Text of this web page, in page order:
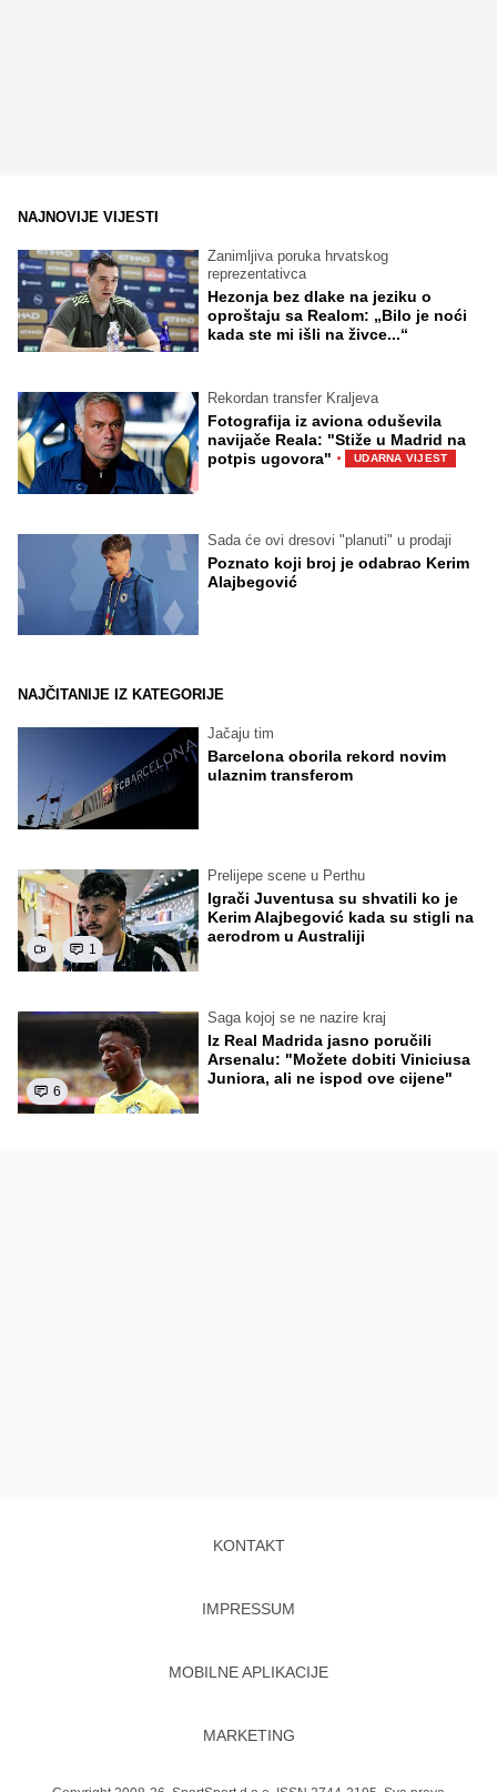
NAJNOVIJE VIJESTI
Zanimljiva poruka hrvatskog
reprezentativca
Hezonja bez dlake na jeziku o
oproštaju sa Realom: „Bilo je noći
kada ste mi išli na živce...“
Rekordan transfer Kraljeva
Fotografija iz aviona oduševila
navijače Reala: "Stiže u Madrid na
potpis ugovora" · UDARNA VIJEST
Sada će ovi dresovi "planuti" u prodaji
Poznato koji broj je odabrao Kerim
Alajbegović
NAJČITANIJE IZ KATEGORIJE
Jačaju tim
Barcelona oborila rekord novim
ulaznim transferom
1
Prelijepe scene u Perthu
Igrači Juventusa su shvatili ko je
Kerim Alajbegović kada su stigli na
aerodrom u Australiji
6
Saga kojoj se ne nazire kraj
Iz Real Madrida jasno poručili
Arsenalu: "Možete dobiti Viniciusa
Juniora, ali ne ispod ove cijene"
KONTAKT
IMPRESSUM
MOBILNE APLIKACIJE
MARKETING